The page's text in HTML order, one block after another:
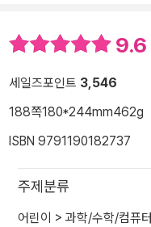
9.6
세일즈포인트 3,546
188쪽180*244mm462g
ISBN 9791190182737
주제분류
어린이 > 과학/수학/컴퓨터